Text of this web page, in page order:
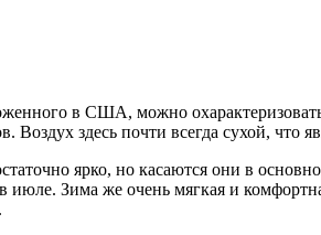
в США, можно охарактеризовать
Воздух здесь почти всегда сухой, что
ярко, но касаются они в
Зима же очень мягкая и